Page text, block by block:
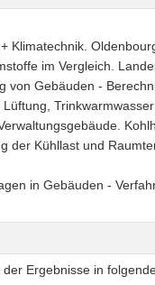
Klimatechnik.
im Vergleich.
von Gebäuden -
der Kühllast und
in Gebäuden -
Ergebnisse in